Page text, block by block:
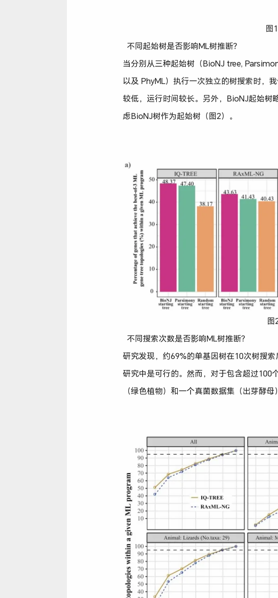
图
不同起始树是否影响ML树推断？
当分别从三种起始树（BioNJ tree,
以及 PhyML）执行一次独立的树搜索时，
较低，运行时间较长。另外，BioNJ起始树
虑BioNJ树作为起始树（图2）。
图
不同搜索次数是否影响ML树推断？
研究发现，约69%的单基因树在10次树搜
研究中是可行的。然而，对于包含超过100
（绿色植物）和一个真菌数据集（出芽酵